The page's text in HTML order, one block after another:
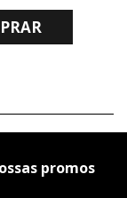
promos